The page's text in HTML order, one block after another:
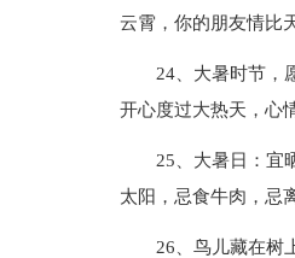
云霄，你的朋友情比
24、大暑时节，
开心度过大热天，心
25、大暑日：宜
太阳，忌食牛肉，忌
26、鸟儿藏在树